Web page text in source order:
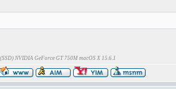
NVIDIA GeForce GT 750M macOS X 15.6.1